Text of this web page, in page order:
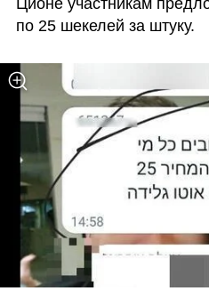
Ционе участникам
по 25 шекелей за штуку.